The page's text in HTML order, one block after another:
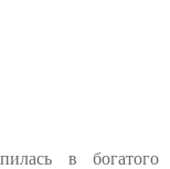
в богатого